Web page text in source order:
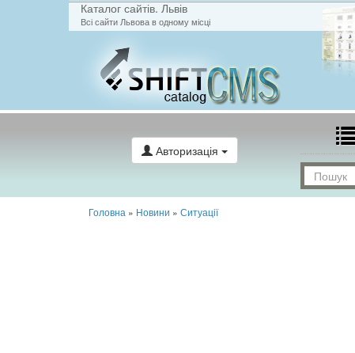
Каталог сайтів. Львів
Всі сайти Львова в одному місці
Авторизація
Головна » Новини » Ситуації